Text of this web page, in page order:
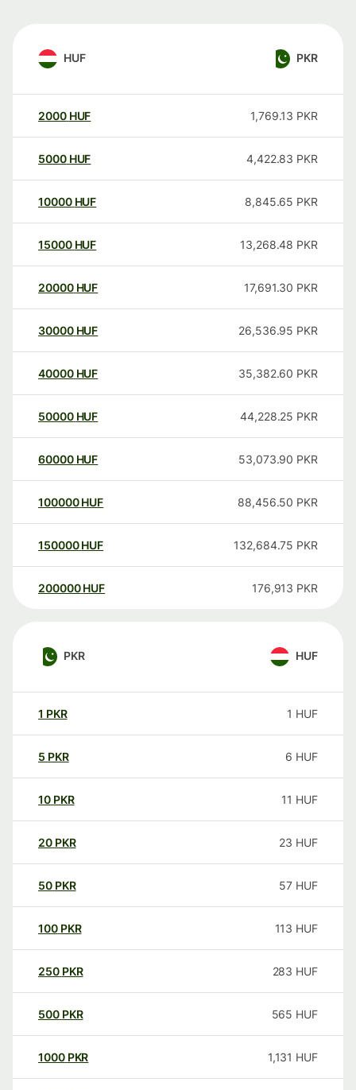
HUF PKR
2000 HUF 1,769.13 PKR
5000 HUF 4,422.83 PKR
10000 HUF 8,845.65 PKR
15000 HUF 13,268.48 PKR
20000 HUF 17,691.30 PKR
30000 HUF 26,536.95 PKR
40000 HUF 35,382.60 PKR
50000 HUF 44,228.25 PKR
60000 HUF 53,073.90 PKR
100000 HUF 88,456.50 PKR
150000 HUF 132,684.75 PKR
200000 HUF 176,913 PKR
PKR HUF
1 PKR 1 HUF
5 PKR 6 HUF
10 PKR 11 HUF
20 PKR 23 HUF
50 PKR 57 HUF
100 PKR 113 HUF
250 PKR 283 HUF
500 PKR 565 HUF
1000 PKR 1,131 HUF